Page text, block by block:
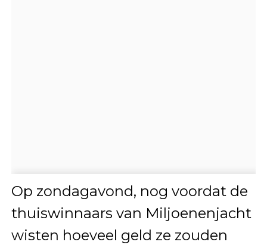
Op zondagavond, nog voordat de
thuiswinnaars van Miljoenenjacht
wisten hoeveel geld ze zouden